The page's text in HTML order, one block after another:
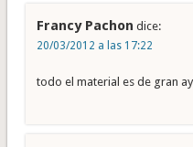
Francy Pachon dice:
20/03/2012 a las 17:22
todo el material es de gran